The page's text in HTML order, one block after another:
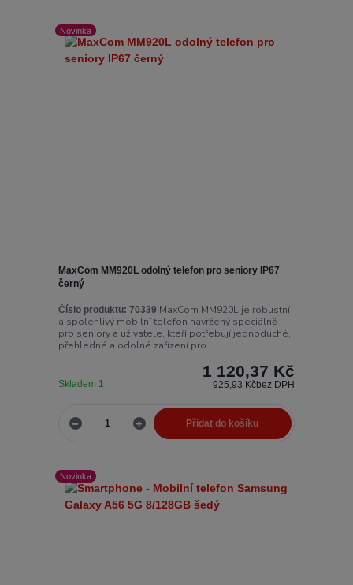
Novinka
MaxCom MM920L odolný telefon pro seniory IP67
černý
Číslo produktu: 70339 MaxCom MM920L je robustní
a spolehlivý mobilní telefon navržený speciálně
pro seniory a uživatele, kteří potřebují jednoduché,
přehledné a odolné zařízení pro...
1 120,37 Kč
925,93 Kčbez DPH
Skladem 1
Přidat do košíku
Novinka